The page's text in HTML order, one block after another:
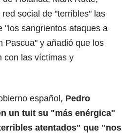
social de "terribles" las
"los sangrientos ataques a
Pascua" y añadió que los
con las víctimas y
español, Pedro
un tuit su "más enérgica"
atentados" que "nos